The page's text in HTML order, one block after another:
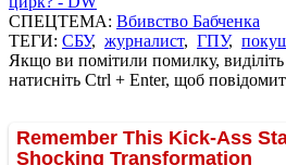
СПЕЦТЕМА: Вбивство Бабченка
ТЕГИ: СБУ, журналист, ГПУ,
Якщо ви помітили помилку, виділіть
натисніть Ctrl + Enter, щоб